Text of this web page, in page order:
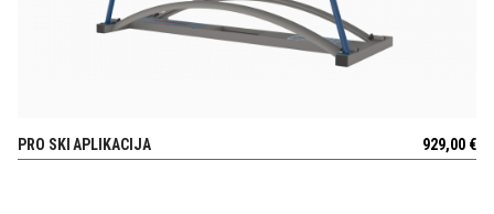
PRO SKI APLIKACIJA 929,00 €